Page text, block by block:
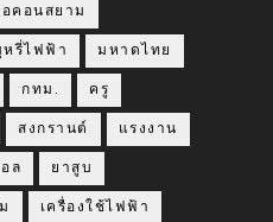
อคอนสยาม
หรี่ไฟฟ้า มหาดไทย
กทม. ครู
สงกรานต์ แรงงาน
ล ยาสูบ
เครื่องใช้ไฟฟ้า